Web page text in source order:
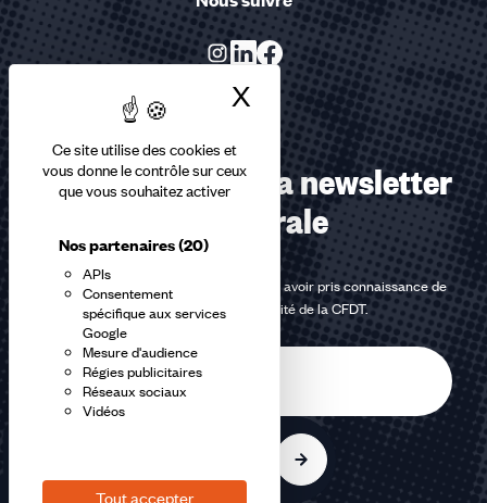
Ce site utilise des cookies et
vous donne le contrôle sur ceux
que vous souhaitez activer
Nos partenaires(20)
APIs
Consentement
spécifique aux services
Google
Mesure d'audience
Régies publicitaires
Réseaux sociaux
Vidéos
Tout accepter
X Masquer le
Abonnez-vous à la newsletter
confédérale
En m'inscrivant à la newsletter, j'affirme avoir pris connaissance de
lapolitique de confidentialité de la CFDT.